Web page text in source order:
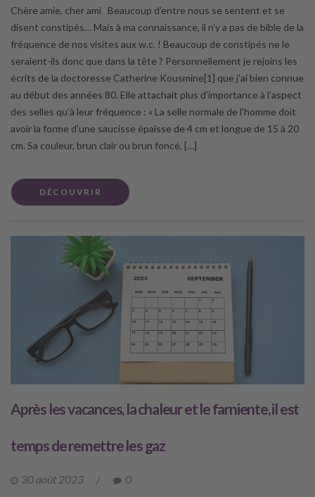
Chère amie, cher ami Beaucoup d’entre nous se sentent et se
disent constipés… Mais à ma connaissance, il n’y a pas de bible de la
fréquence de nos visites aux w.c. ! Beaucoup de constipés ne le
seraient-ils donc que dans la tête ? Personnellement je rejoins les
écrits de la doctoresse Catherine Kousmine[1] que j’ai bien connue
au début des années 80. Elle attachait plus d’importance à l’aspect
des selles qu’à leur fréquence : « La selle normale de l’homme doit
avoir la forme d’une saucisse épaisse de 4 cm et longue de 15 à 20
cm. Sa couleur, brun clair ou brun foncé, […]
DÉCOUVRIR
Après les vacances, la chaleur et le farniente, il est
temps de remettre les gaz
30 août 2023 / 0